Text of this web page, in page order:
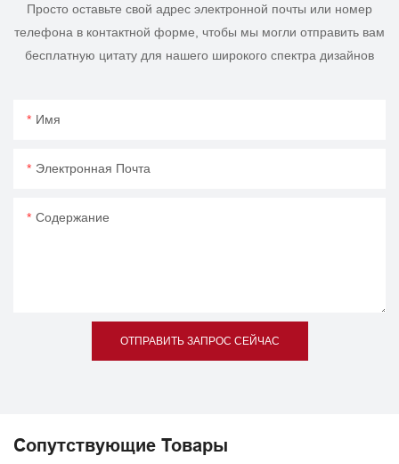
Просто оставьте свой адрес электронной почты или номер
телефона в контактной форме, чтобы мы могли отправить вам
бесплатную цитату для нашего широкого спектра дизайнов
Имя
Электронная Почта
Содержание
ОТПРАВИТЬ ЗАПРОС СЕЙЧАС
Сопутствующие Товары